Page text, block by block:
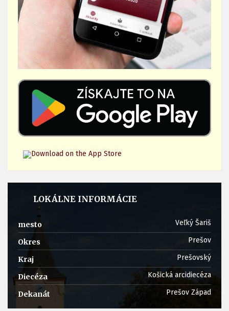
LOKÁLNE INFORMÁCIE
mesto Veľký Šariš
Okres Prešov
Kraj Prešovský
Diecéza Košická arcidiecéza
Dekanát Prešov Západ